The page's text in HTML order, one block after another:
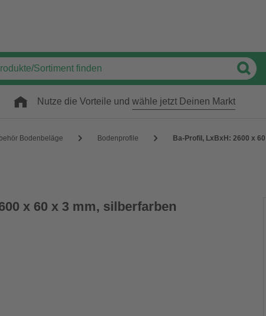
Nutze die Vorteile und wähle jetzt Deinen Markt
Bodenbeläge Bodenprofile Ba-Profil, LxBxH: 2600 x
x 60 x 3 mm, silberfarben